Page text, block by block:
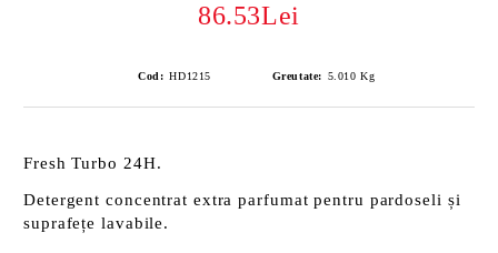
86.53Lei
Cod: HD1215 Greutate: 5.010 Kg
Fresh Turbo 24H.
Detergent concentrat extra parfumat pentru pardoseli și
suprafețe lavabile.